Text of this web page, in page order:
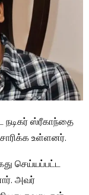
ஸ்ரீகாந்தை
உள்ளனர்.
செய்யப்பட்ட
அவர்